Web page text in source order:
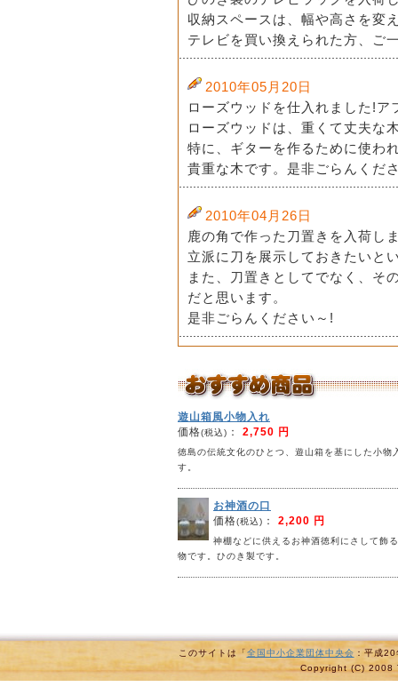
収納スペースは、幅や高さを変
テレビを買い換えられた方、ご
2010年05月20日
ローズウッドを仕入れました!
ローズウッドは、重くて丈夫な
特に、ギターを作るために使わ
貴重な木です。是非ごらんくだ
2010年04月26日
鹿の角で作った刀置きを入荷し
立派に刀を展示しておきたいと
また、刀置きとしてでなく、そ
だと思います。
是非ごらんください～!
遊山箱風小物入れ
価格(税込) ： 2,750 円
徳島の伝統文化のひとつ、遊山箱を基にした小物
す。
お神酒の口
価格(税込) ： 2,200 円
神棚などに供えるお神酒徳利にさして飾
物です。ひのき製です。
このサイトは「全国中小企業団体中央会 ：平成
Copyright (C) 2008